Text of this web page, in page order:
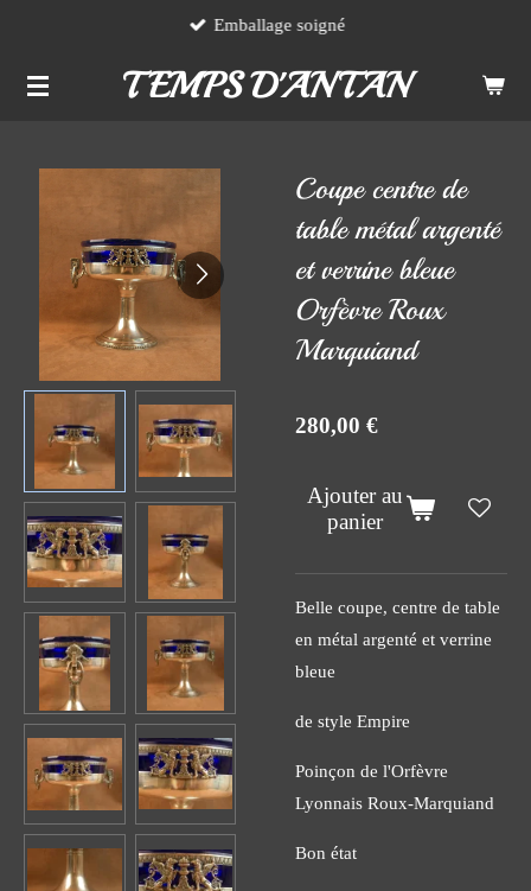
contenu
TEMPS D'ANTAN
Emballage soigné
Coupe centre de
table métal argenté
et verrine bleue
Orfèvre Roux
Marquiand
280,00 €
Ajouter au
panier
Belle coupe, centre de table
en métal argenté et verrine
bleue
de style Empire
Poinçon de l'Orfèvre
Lyonnais Roux-Marquiand
Bon état